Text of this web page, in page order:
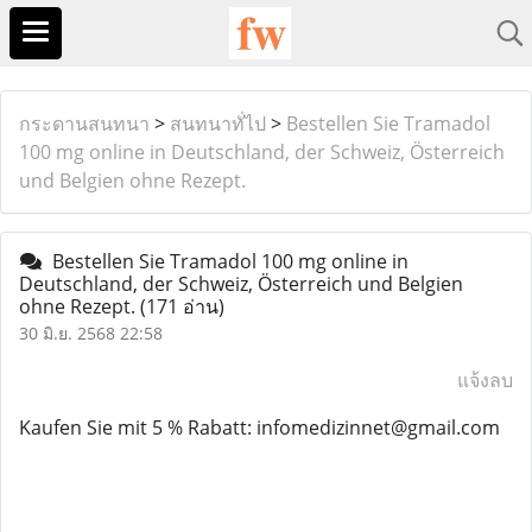
กระดานสนทนา > สนทนาทั่ไป > Bestellen Sie Tramadol
100 mg online in Deutschland, der Schweiz, Österreich
und Belgien ohne Rezept.
Bestellen Sie Tramadol 100 mg online in
Deutschland, der Schweiz, Österreich und Belgien
ohne Rezept. (171 อ่าน)
30 มิ.ย. 2568 22:58
แจ้งลบ
Kaufen Sie mit 5 % Rabatt: infomedizinnet@gmail.com